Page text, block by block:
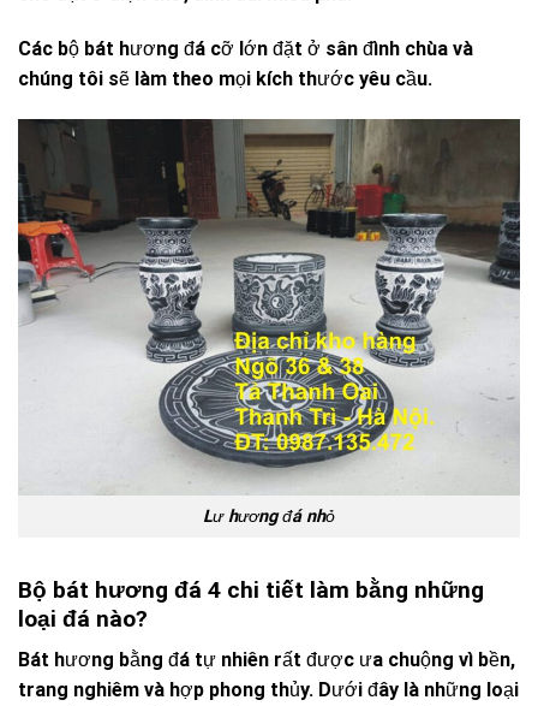
Các bộ bát hương đá cỡ lớn đặt ở sân đình chùa và
chúng tôi sẽ làm theo mọi kích thước yêu cầu.
Lư hương đá nhỏ
Bộ bát hương đá 4 chi tiết làm bằng những
loại đá nào?
Bát hương bằng đá tự nhiên rất được ưa chuộng vì bền,
trang nghiêm và hợp phong thủy. Dưới đây là những loại